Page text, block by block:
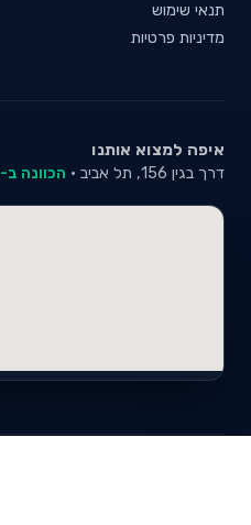
תנאי שימוש
מדיניות פרטיות
איפה למצוא אותנו
דרך בגין 156, תל אביב · הכוונה ב-Google Maps ←